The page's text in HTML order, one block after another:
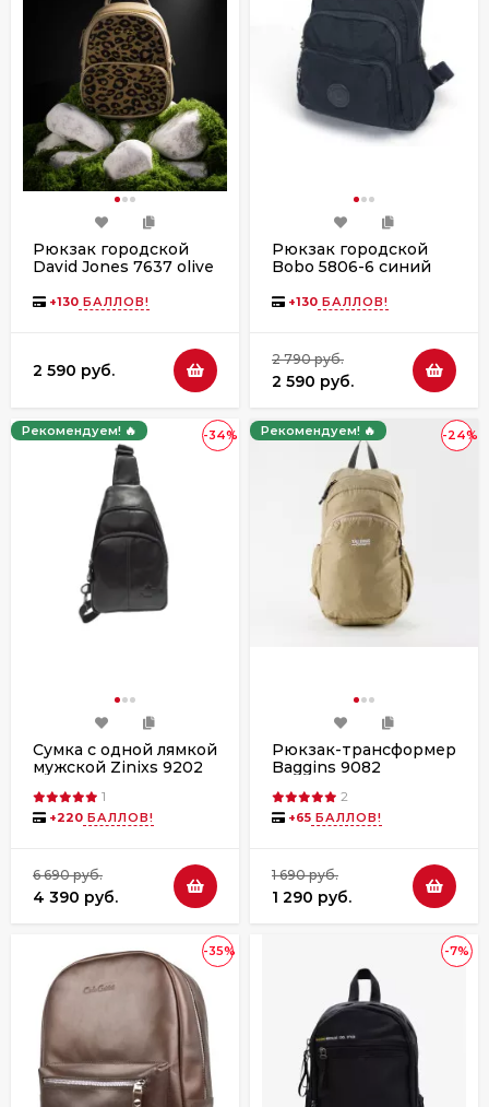
Рюкзак городской
David Jones 7637 olive
+130 БАЛЛОВ!
2 590 руб.
Рюкзак городской
Bobo 5806-6 синий
+130 БАЛЛОВ!
2 790 руб.
2 590 руб.
-34%
Рекомендуем! 🔥
Сумка с одной лямкой
мужской Zinixs 9202
1
+220 БАЛЛОВ!
6 690 руб.
4 390 руб.
-24%
Рекомендуем! 🔥
Рюкзак-трансформер
Baggins 9082
2
+65 БАЛЛОВ!
1 690 руб.
1 290 руб.
-35% -7%